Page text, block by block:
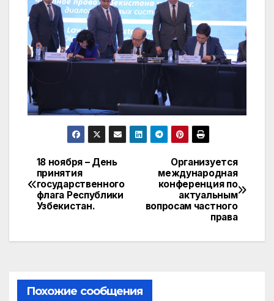
Навигация
по
Организуется
международная
конференция по
актуальным
вопросам частного
права
18 ноября – День
принятия
государственного
флага Республики
Узбекистан.
Похожие сообщения